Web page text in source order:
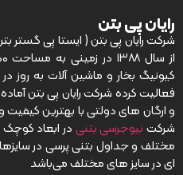
رایان پی بتن
شرکت رایان پی بتن ( ایستا پی گستر
کیونیگ بخار و ماشین آلات به روز
فعالیت کرده شرکت رایان پی بتن
و ارگان های دولتی با بهترین
شرکتنیوجرسی بتنیدر ابعاد
مختلف و جداول بتنی پرسی در
ای در سایز های مختلف می‌باشد